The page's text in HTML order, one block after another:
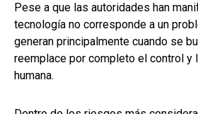
Pese a que las autoridades han
tecnología no corresponde a un
generan principalmente cuando se
reemplace por completo el control y
humana.